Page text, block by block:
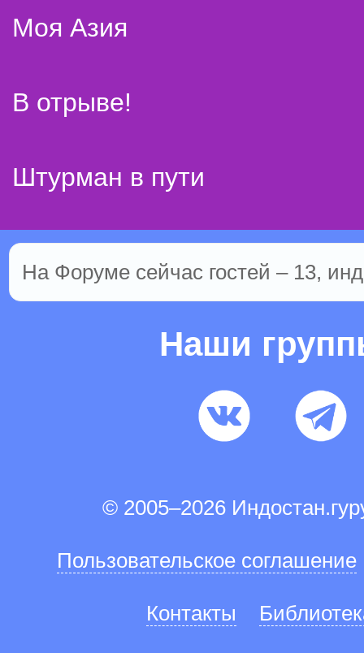
Моя Азия
В отрыве!
Штурман в пути
На Форуме сейчас гостей – 13,
Наши
© 2005–2026
Пользовательское соглашение
Контакты